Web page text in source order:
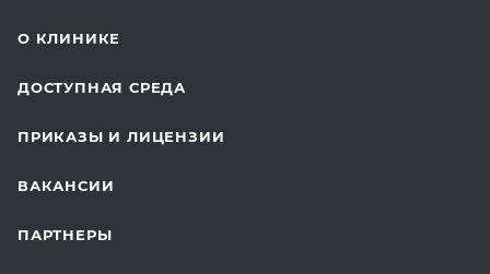
О КЛИНИКЕ
ДОСТУПНАЯ СРЕДА
ПРИКАЗЫ И ЛИЦЕНЗИИ
ВАКАНСИИ
ПАРТНЕРЫ